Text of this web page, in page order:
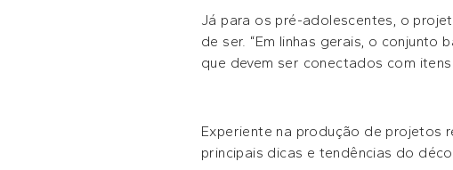
Já para os pré-adolescentes, o
de ser. “Em linhas gerais, o
que devem ser conectados com
Experiente na produção de projetos
principais dicas e tendências do